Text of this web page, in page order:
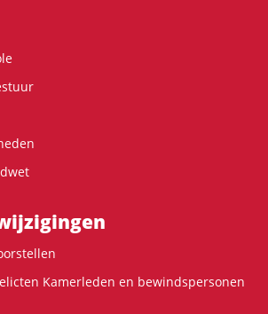
Kamerleden en bewindspersonen